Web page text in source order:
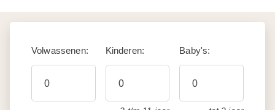
Volwassenen: Kinderen: Baby's: